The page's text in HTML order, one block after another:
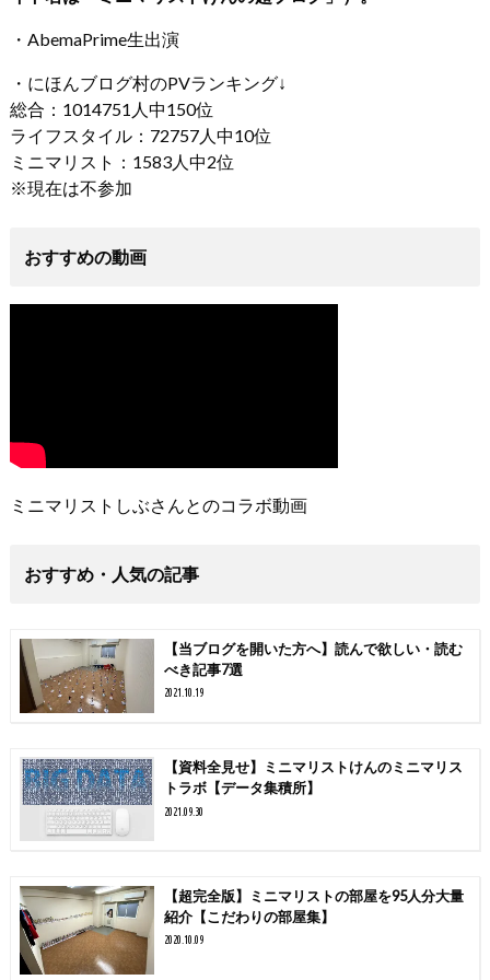
・AbemaPrime生出演
・にほんブログ村のPVランキング↓
総合：1014751人中150位
ライフスタイル：72757人中10位
ミニマリスト：1583人中2位
※現在は不参加
おすすめの動画
ミニマリストしぶさんとのコラボ動画
おすすめ・人気の記事
【当ブログを開いた方へ】読んで欲しい・読む
べき記事7選
2021.10.19
【資料全見せ】ミニマリストけんのミニマリス
トラボ【データ集積所】
2021.09.30
【超完全版】ミニマリストの部屋を95人分大量
紹介【こだわりの部屋集】
2020.10.09